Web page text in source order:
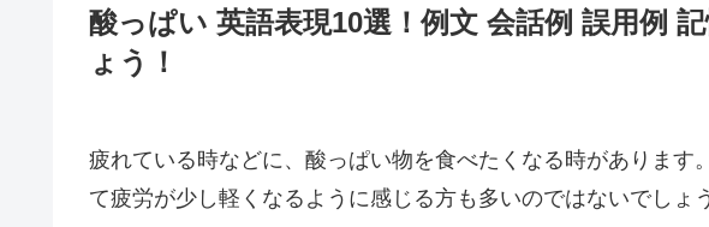
酸っぱい 英語表現10選！例文 会話例 誤用例
ょう！
疲れている時などに、酸っぱい物を食べたくなる時があります
て疲労が少し軽くなるように感じる方も多いのではないでしょ